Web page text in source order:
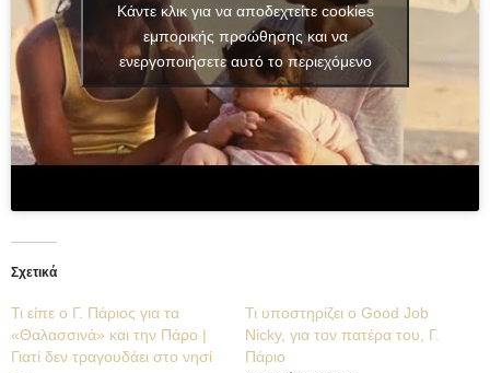
Κάντε κλικ για να αποδεχτείτε cookies
εμπορικής προώθησης και να
ενεργοποιήσετε αυτό το περιεχόμενο
Σχετικά
Τι είπε ο Γ. Πάριος για τα
«Θαλασσινά» και την Πάρο |
Γιατί δεν τραγουδάει στο νησί
Τι υποστηρίζει ο Good Job
Nicky, για τον πατέρα του, Γ.
Πάριο